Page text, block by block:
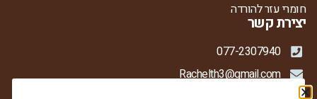
חומרי עזר להורדה
יצירת קשר
077-2307940
Rachelth3@gmail.com